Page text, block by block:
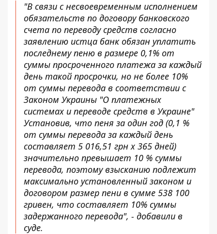
"В связи с несвоевременным исполнением
обязательств по договору банковского
счета по переводу средств согласно
заявлению истца банк обязан уплатить
последнему пеню в размере 0,1% от
суммы просроченного платежа за каждый
день такой просрочки, но не более 10%
от суммы перевода в соответствии с
Законом Украины "О платежных
системах и переводе средств в Украине"
Установив, что пеня за один год (0,1 %
от суммы перевода за каждый день
составляет 5 016,51 грн х 365 дней)
значительно превышает 10 % суммы
перевода, поэтому взысканию подлежит
максимально установленный законом и
договором размер пени в сумме 538 100
гривен, что составляет 10% суммы
задержанного перевода", - добавили в
суде.